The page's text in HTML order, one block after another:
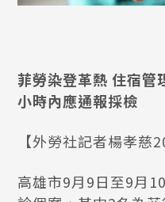
菲勞染登革熱 住宿管
小時內應通報採檢
【外勞社記者楊孝慈
高雄市9月9日至9月